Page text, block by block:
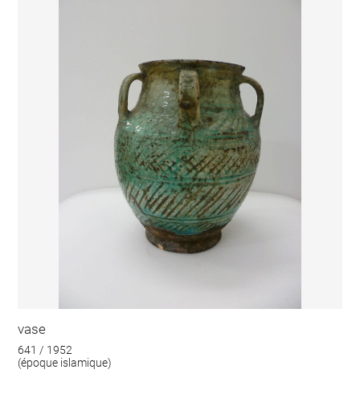
vase
641 / 1952
(époque islamique)